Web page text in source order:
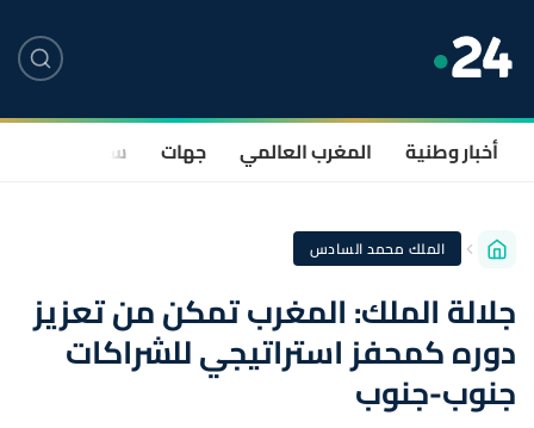
أخبار وطنية المغرب العالمي جهات سياسة
الملك محمد السادس
جلالة الملك: المغرب تمكن من تعزيز
دوره كمحفز استراتيجي للشراكات
جنوب-جنوب